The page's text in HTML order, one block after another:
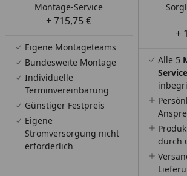
Montage-Service
+ 715,75 €
Eigene Montageteams
Bundesweite Montage
Individuelle
Terminvereinbarung
Günstiger Festpreis
Eigene
Stromversorgung nicht
erforderlich
+
Alle 5
Service
durch